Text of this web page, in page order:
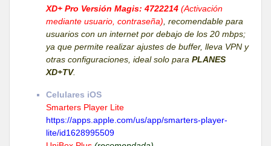
XD+ Pro Versión Magis: 4722214 (Activación
mediante usuario, contraseña) , recomendable para
usuarios con un internet por debajo de los 20 mbps;
ya que permite realizar ajustes de buffer, lleva VPN y
otras configuraciones, ideal solo para PLANES
XD+TV.
Celulares iOS
Smarters Player Lite
https://apps.apple.com/us/app/smarters-player-
lite/id1628995509